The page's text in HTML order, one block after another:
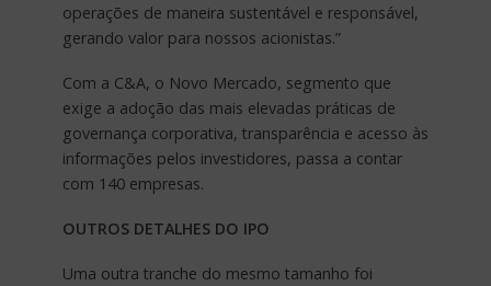
operações de maneira sustentável e responsável,
gerando valor para nossos acionistas.”
Com a C&A, o Novo Mercado, segmento que
exige a adoção das mais elevadas práticas de
governança corporativa, transparência e acesso às
informações pelos investidores, passa a contar
com 140 empresas.
OUTROS DETALHES DO IPO
Uma outra tranche do mesmo tamanho foi